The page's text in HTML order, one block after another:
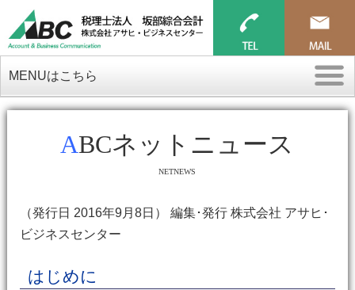
MENUはこちら
ABCネットニュース
NETNEWS
（発行日 2016年9月8日） 編集･発行 株式会社 アサヒ･
ビジネスセンター
はじめに